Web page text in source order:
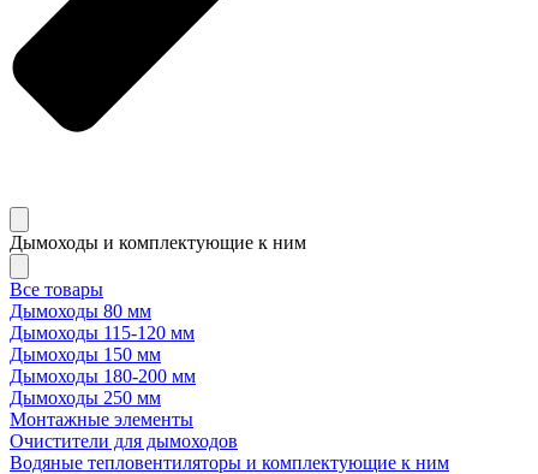
Дымоходы и комплектующие к ним
Все товары
Дымоходы 80 мм
Дымоходы 115-120 мм
Дымоходы 150 мм
Дымоходы 180-200 мм
Дымоходы 250 мм
Монтажные элементы
Очистители для дымоходов
Водяные тепловентиляторы и комплектующие к ним